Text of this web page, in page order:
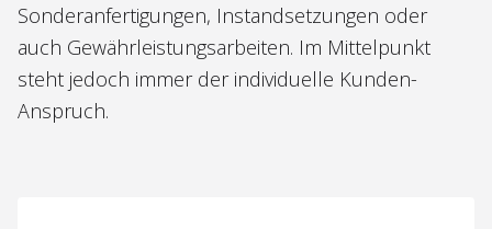
Sonderanfertigungen, Instandsetzungen oder
auch Gewährleistungsarbeiten. Im Mittelpunkt
steht jedoch immer der individuelle Kunden-
Anspruch.